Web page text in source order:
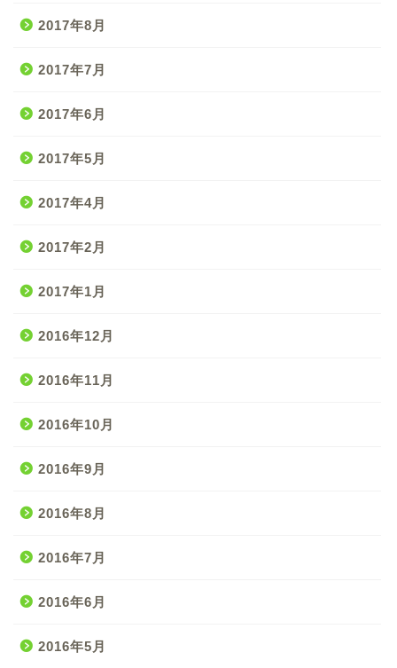
2017年8月
2017年7月
2017年6月
2017年5月
2017年4月
2017年2月
2017年1月
2016年12月
2016年11月
2016年10月
2016年9月
2016年8月
2016年7月
2016年6月
2016年5月